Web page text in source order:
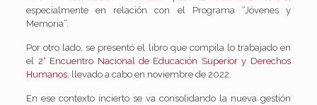
especialmente en relación con el Programa “Jóvenes y
Memoria”.
Por otro lado, se presentó el libro que compila lo trabajado en
el 2° Encuentro Nacional de Educación Superior y Derechos
Humanos , llevado a cabo en noviembre de 2022.
En ese contexto incierto se va consolidando la nueva gestión